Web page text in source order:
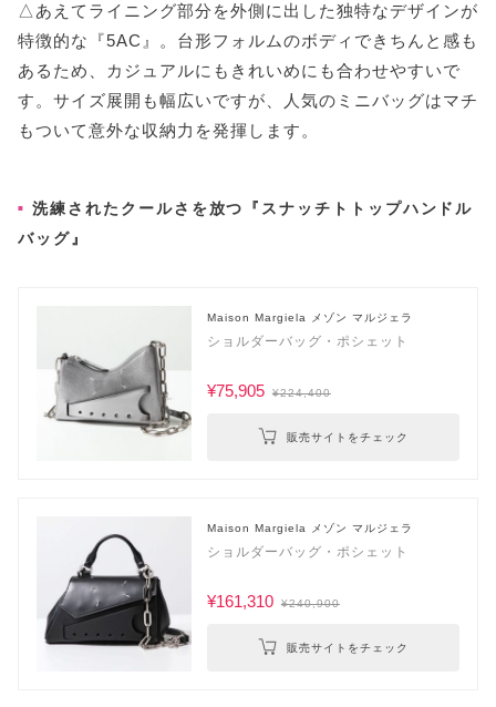
△あえてライニング部分を外側に出した独特なデザインが
特徴的な『5AC』。台形フォルムのボディできちんと感も
あるため、カジュアルにもきれいめにも合わせやすいで
す。サイズ展開も幅広いですが、人気のミニバッグはマチ
もついて意外な収納力を発揮します。
洗練されたクールさを放つ『スナッチトトップハンドル
バッグ』
Maison Margiela メゾン マルジェラ
ショルダーバッグ・ポシェット
¥75,905 ¥224,400
販売サイトをチェック
Maison Margiela メゾン マルジェラ
ショルダーバッグ・ポシェット
¥161,310 ¥240,900
販売サイトをチェック